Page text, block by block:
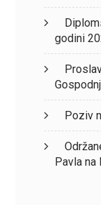
godini
Poziv
Pavla na